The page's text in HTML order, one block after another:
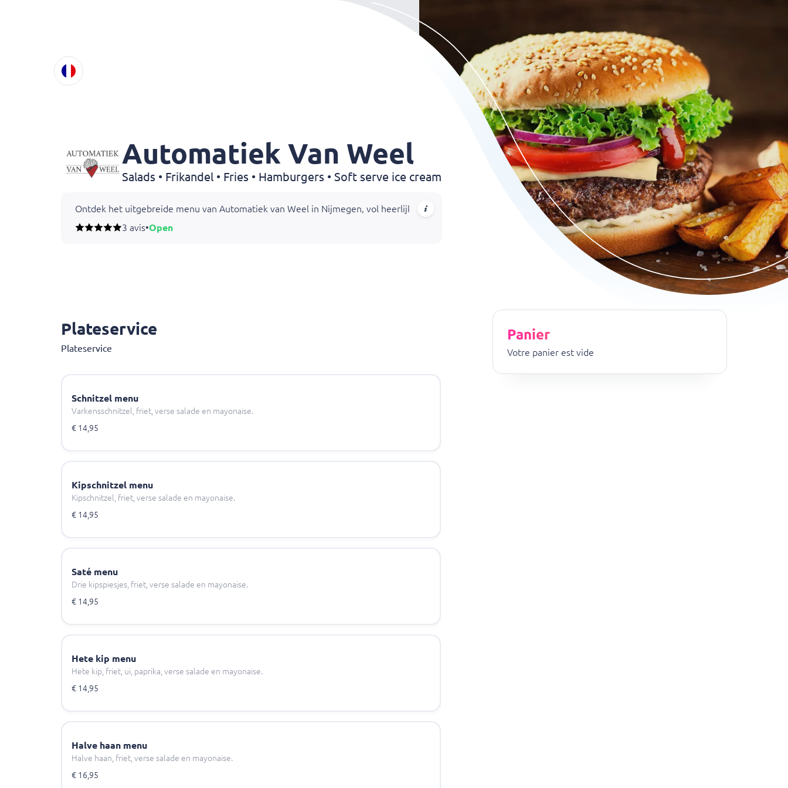
Automatiek Van Weel
Salads • Frikandel • Fries • Hamburgers • Soft serve ice cream
Ontdek het uitgebreide menu van Automatiek van Weel in Nijmegen, vol heerlijke opties voor elke smaak en gelegenheid. Van sappige hamburgers en verrukkelijke
Ons menu biedt ook diverse vegetarische opties, zodat iedereen kan genieten van heerlijk eten bij Automatiek van Weel. Vergezel je maaltijd met een verfrissend
3 avis•Open
Plateservice
Plateservice
Schnitzel menu
Varkensschnitzel, friet, verse salade en mayonaise.
€ 14,95
Kipschnitzel menu
Kipschnitzel, friet, verse salade en mayonaise.
€ 14,95
Saté menu
Drie kipspiesjes, friet, verse salade en mayonaise.
€ 14,95
Hete kip menu
Hete kip, friet, ui, paprika, verse salade en mayonaise.
€ 14,95
Halve haan menu
Halve haan, friet, verse salade en mayonaise.
€ 16,95
Panier
Votre panier est vide